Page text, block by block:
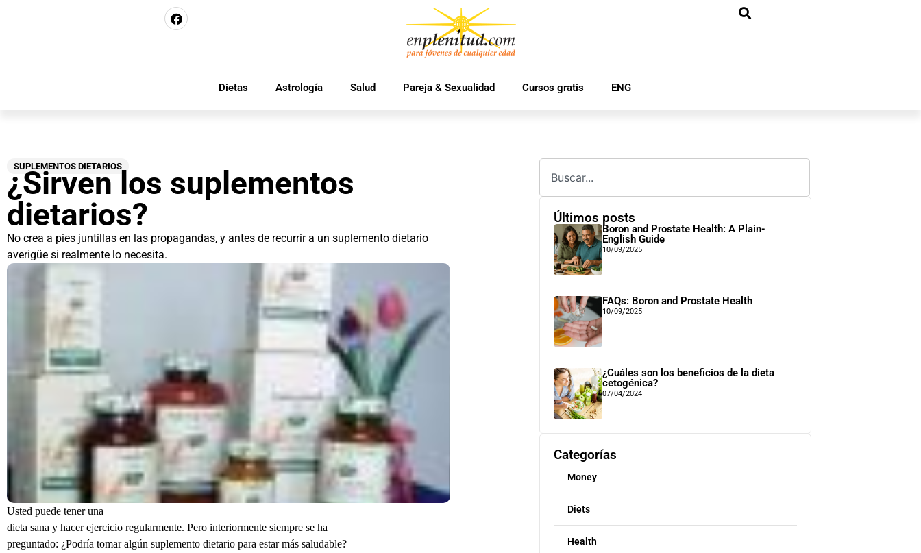
Dietas Astrología Salud Pareja & Sexualidad Cursos gratis ENG
SUPLEMENTOS DIETARIOS
¿Sirven los suplementos
dietarios?
No crea a pies juntillas en las propagandas, y antes de recurrir a un suplemento dietario
averigüe si realmente lo necesita.
Usted puede tener una
dieta sana y hacer ejercicio regularmente. Pero interiormente siempre se ha
preguntado: ¿Podría tomar algún suplemento dietario para estar más saludable?
Últimos posts
Boron and Prostate Health: A Plain-
English Guide
10/09/2025
FAQs: Boron and Prostate Health
10/09/2025
¿Cuáles son los beneficios de la dieta
cetogénica?
07/04/2024
Categorías
Money
Diets
Health